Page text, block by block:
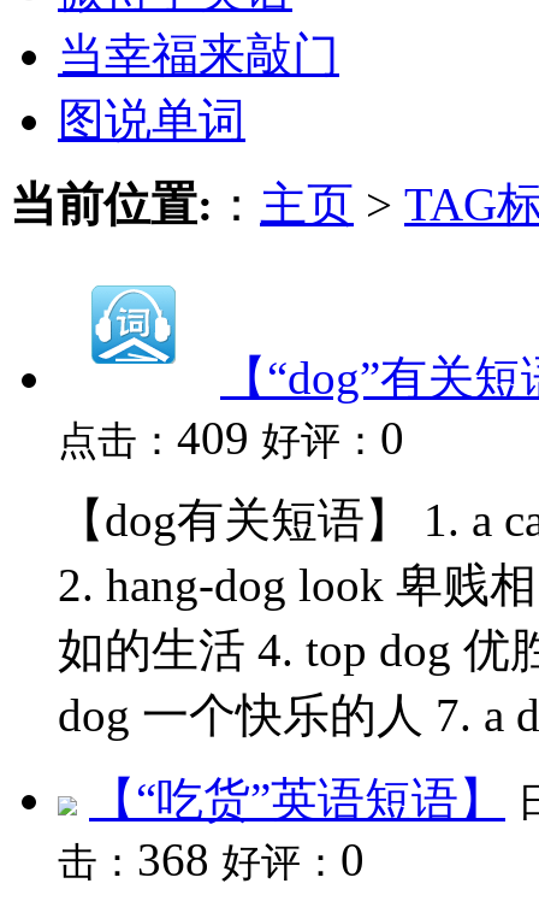
当幸福来敲门
图说单词
当前位置: ： 主页 > TAG
【“dog”有关
点击： 409 好评： 0
【dog有关短语】 1. a
2. hang-dog look 卑贱
如的生活 4. top dog 优
dog 一个快乐的人 7. a
【“吃货”英语短语】
击： 368 好评： 0